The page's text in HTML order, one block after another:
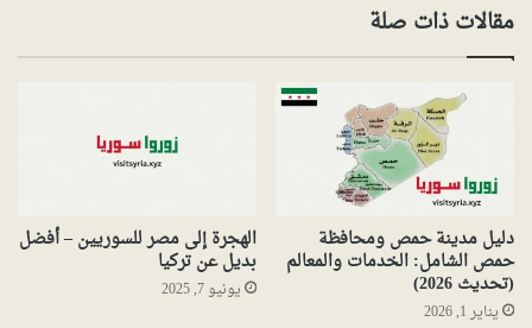
مقالات ذات صلة
دليل مدينة حمص ومحافظة
حمص الشامل: الخدمات والمعالم
(تحديث 2026)
يناير 1, 2026
الهجرة إلى مصر للسوريين – أفضل
بديل عن تركيا
يونيو 7, 2025